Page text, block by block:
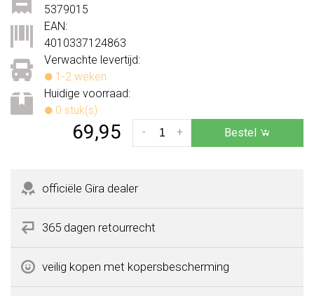
Verwachte levertijd:
1-2 weken
Huidige voorraad:
0 stuk(s)
5379015
EAN:
4010337124863
69,95 +
- Bestel
officiële Gira dealer
365 dagen retourrecht
veilig kopen met kopersbescherming